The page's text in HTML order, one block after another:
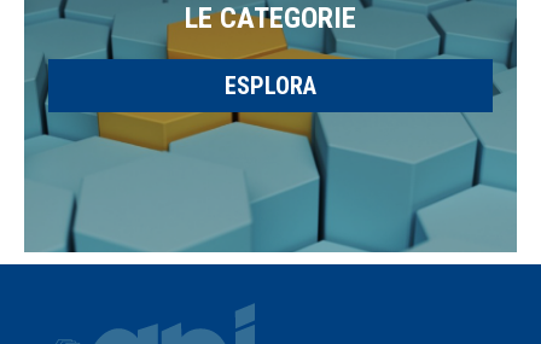
LE CATEGORIE
ESPLORA